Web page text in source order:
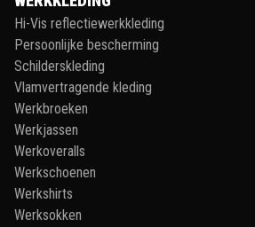
Hi-Vis reflectiewerkkleding
Persoonlijke bescherming
Schilderskleding
Vlamvertragende kleding
Werkbroeken
Werkjassen
Werkoveralls
Werkschoenen
Werkshirts
Werksokken